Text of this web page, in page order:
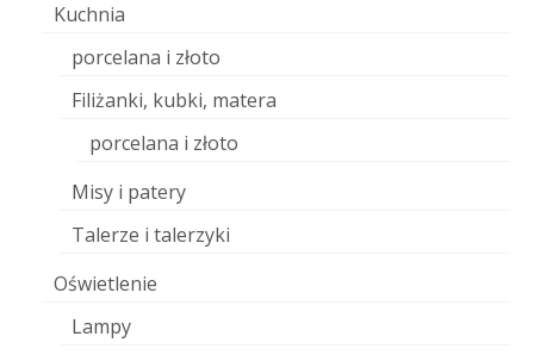
Kuchnia
porcelana i złoto
Filiżanki, kubki, matera
porcelana i złoto
Misy i patery
Talerze i talerzyki
Oświetlenie
Lampy